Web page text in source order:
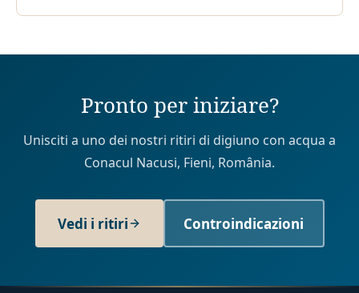
Pronto per iniziare?
Unisciti a uno dei nostri ritiri di digiuno con acqua a
Conacul Nacusi, Fieni, România.
Vedi i ritiri Controindicazioni